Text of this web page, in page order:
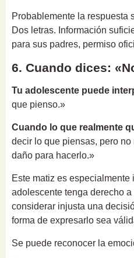
Probablemente la respuesta
Dos letras. Información
para sus padres, permiso
6. Cuando dices:
Tu adolescente puede
que pienso.»
Cuando lo que realmente
decir lo que piensas, pero
daño para hacerlo.»
Este matiz es especialmente
adolescente tenga derecho a
considerar injusta una
forma de expresarlo sea
Se puede reconocer la